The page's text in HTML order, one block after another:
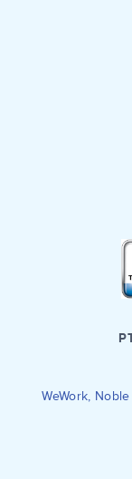
WeWork,